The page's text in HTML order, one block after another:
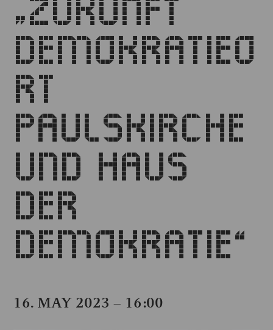
„ZUKUNFT
DEMOKRATIEO
RT
PAULSKIRCHE
UND HAUS
DER
DEMOKRATIE“
16. MAY 2023 – 16:00